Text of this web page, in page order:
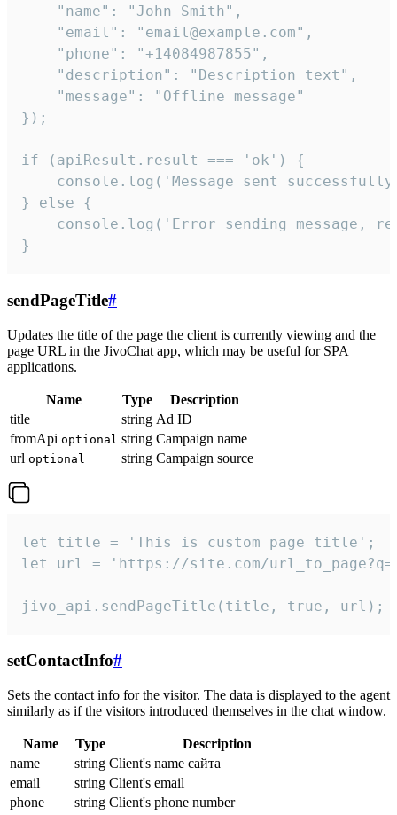
    "name": "John Smith",
    "email": "email@example.com",
    "phone": "+14084987855",
    "description": "Description text",
    "message": "Offline message"
});
if (apiResult.result === 'ok') {
console.log('Message sent
} else {
console.log('Error sending message,
}
sendPageTitle#
Updates the title of the page the client is currently viewing and the
page URL in the JivoChat app, which may be useful for SPA
applications.
Name Type
Description
title
string Ad ID
fromApi optional string Campaign name
url optional string Campaign source
let title = 'This is custom page title';
let url = 'https://site.com/
jivo_api.sendPageTitle(title, true, url);
setContactInfo#
Sets the contact info for the visitor. The data is displayed to the agent
similarly as if the visitors introduced themselves in the chat window.
Name Type
Description
name
string Client's name сайта
email
string Client's email
phone
string Client's phone number